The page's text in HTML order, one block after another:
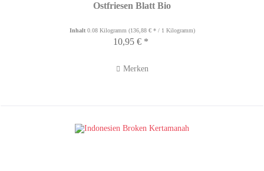
Ostfriesen Blatt Bio
Inhalt 0.08 Kilogramm (136,88 € * / 1 Kilogramm)
10,95 € *
Merken